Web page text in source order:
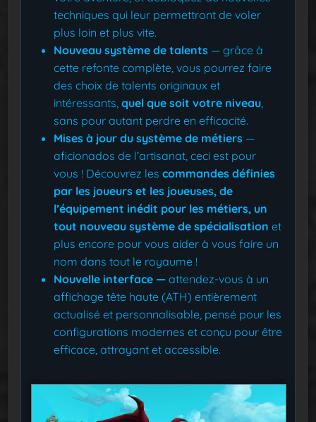
techniques qui leur permettront de voler
plus loin et plus vite.
Nouveau système de talents — grâce à
cette refonte complète, vous pourrez faire
des choix de talents originaux et
intéressants, quel que soit votre niveau
sans pour autant perdre en efficacité.
Mises à jour du système de métiers —
aficionados de l’artisanat, ceci est pour
vous ! Découvrez les commandes définies
par les joueurs et les joueuses, de
l’équipement inédit pour les métiers, un
tout nouveau système de spécialisation et
plus encore pour vous aider à vous faire un
nom dans tout le royaume !
Nouvelle interface — attendez-vous à un
affichage tête haute (ATH) entièrement
actualisé et personnalisable, pensé pour les
configurations modernes et conçu pour être
efficace, attrayant et accessible.